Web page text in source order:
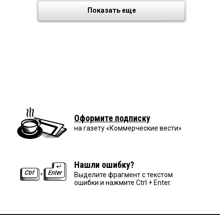
Показать еще
Оформите подписку
на газету «Коммерческие вести»
Нашли ошибку?
Выделите фрагмент с текстом
ошибки и нажмите Ctrl + Enter.